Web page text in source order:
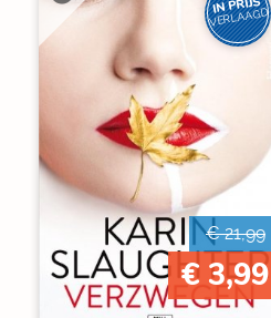
VERLAAGD
€ 21,99
€ 3,99